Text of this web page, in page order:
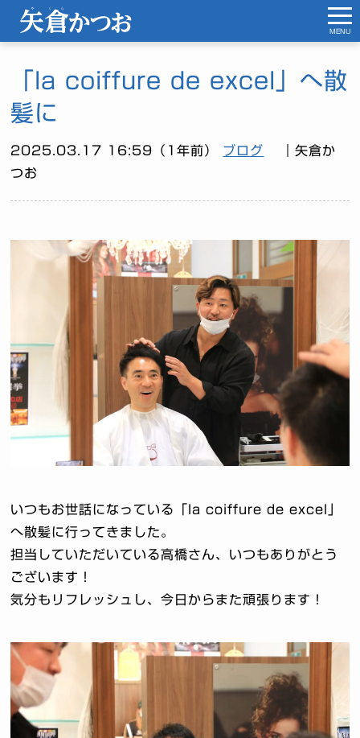
「la coiffure de excel」へ散
髪に
2025.03.17 16:59（1年前） ブログ
｜矢倉か
つお
いつもお世話になっている「la coiffure de excel」
へ散髪に行ってきました。
担当していただいている高橋さん、いつもありがとう
ございます！
気分もリフレッシュし、今日からまた頑張ります！
MENU